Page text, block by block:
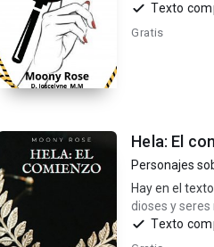
misterio
Gratis
Hela: El
Personajes
Hay en el
dioses y